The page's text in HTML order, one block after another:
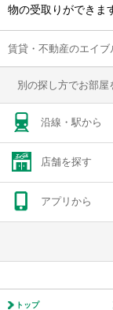
物の受取りができま
賃貸・不動産のエイブ
別の探し方でお部屋
沿線・駅から
店舗を探す
アプリから
トップ